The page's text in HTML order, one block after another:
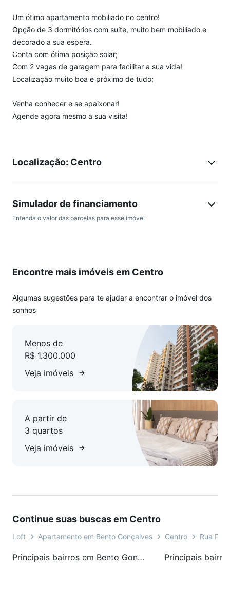
Um ótimo apartamento mobiliado no centro!
Opção de 3 dormitórios com suíte, muito bem mobiliado e
decorado a sua espera.
Conta com ótima posição solar;
Com 2 vagas de garagem para facilitar a sua vida!
Localização muito boa e próximo de tudo;
Venha conhecer e se apaixonar!
Agende agora mesmo a sua visita!
Localização: Centro
Simulador de financiamento
Entenda o valor das parcelas para esse imóvel
Encontre mais imóveis em Centro
Algumas sugestões para te ajudar a encontrar o imóvel dos
sonhos
Menos de
R$ 1.300.000
Veja imóveis
A partir de
3 quartos
Veja imóveis
Continue suas buscas em Centro
Loft Apartamento em Bento Gonçalves Centro Rua
Principais bairros em Bento Gonçalves, RS